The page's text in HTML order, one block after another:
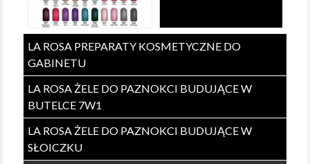
LA ROSA PREPARATY KOSMETYCZNE DO
GABINETU
LA ROSA ŻELE DO PAZNOKCI BUDUJĄCE W
BUTELCE 7W1
LA ROSA ŻELE DO PAZNOKCI BUDUJĄCE W
SŁOICZKU